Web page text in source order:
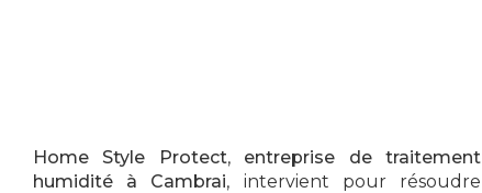
Home Style Protect, entreprise de traitement
humidité à Cambrai, intervient pour résoudre